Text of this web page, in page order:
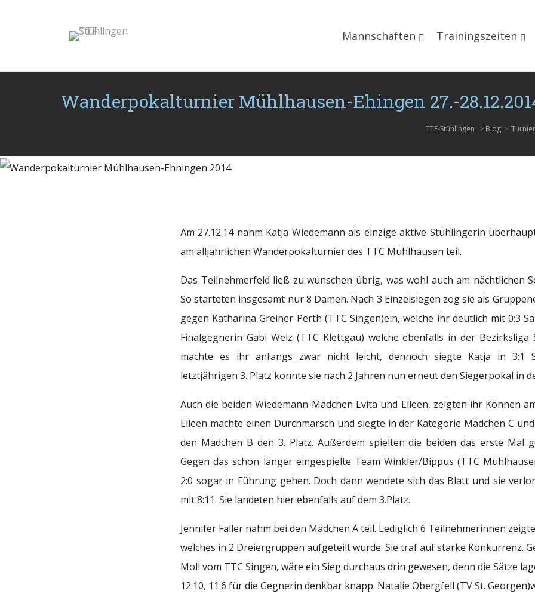
Mannschaften Trainingszeiten
Wanderpokalturnier Mühlhausen-Ehingen 27.-
TTF-Stühlingen > Blog >
Am 27.12.14 nahm Katja Wiedemann als einzige aktive Stühlingerin
am alljährlichen Wanderpokalturnier des TTC Mühlhausen teil.
Das Teilnehmerfeld ließ zu wünschen übrig, was wohl auch am nächtlichen
So starteten insgesamt nur 8 Damen. Nach 3 Einzelsiegen zog sie als
gegen Katharina Greiner-Perth (TTC Singen)ein, welche ihr deutlich mit 0:3
Finalgegnerin Gabi Welz (TTC Klettgau) welche ebenfalls in der Bezirksliga
machte es ihr anfangs zwar nicht leicht, dennoch siegte Katja in 3:1
letztjährigen 3. Platz konnte sie nach 2 Jahren nun erneut den Siegerpokal in
Auch die beiden Wiedemann-Mädchen Evita und Eileen, zeigten ihr Können
Eileen machte einen Durchmarsch und siegte in der Kategorie Mädchen C
den Mädchen B den 3. Platz. Außerdem spielten die beiden das erste Mal
Gegen das schon länger eingespielte Team Winkler/Bippus (TTC
2:0 sogar in Führung gehen. Doch dann wendete sich das Blatt und sie
mit 8:11. Sie landeten hier ebenfalls auf dem 3.Platz.
Jennifer Faller nahm bei den Mädchen A teil. Lediglich 6 Teilnehmerinnen
welches in 2 Dreiergruppen aufgeteilt wurde. Sie traf auf starke Konkurrenz.
Moll vom TTC Singen, wäre ein Sieg durchaus drin gewesen, denn die Sätze
12:10, 11:6 für die Gegnerin denkbar knapp. Natalie Obergfell (TV St.